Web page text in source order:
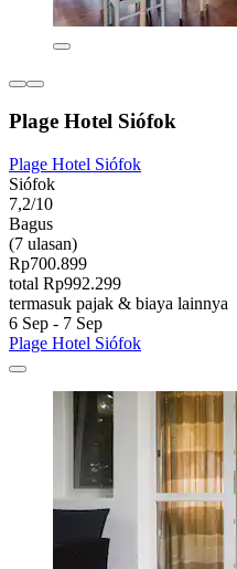
Plage Hotel Siófok
Plage Hotel Siófok
Siófok
7,2/10
Bagus
(7 ulasan)
Rp700.899
total Rp992.299
termasuk pajak & biaya lainnya
6 Sep - 7 Sep
Plage Hotel Siófok